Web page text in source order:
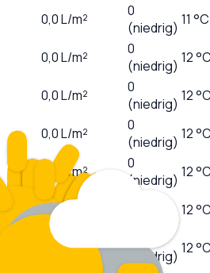
0,0L/m²
0
(niedrig) 11 °C
0,0L/m²
0
(niedrig) 12
0,0L/m²
0
(niedrig) 12
0,0L/m²
0
(niedrig) 12
L/m²
0
(niedrig) 12
0,0
12
0,0L/m²
(niedrig) 12